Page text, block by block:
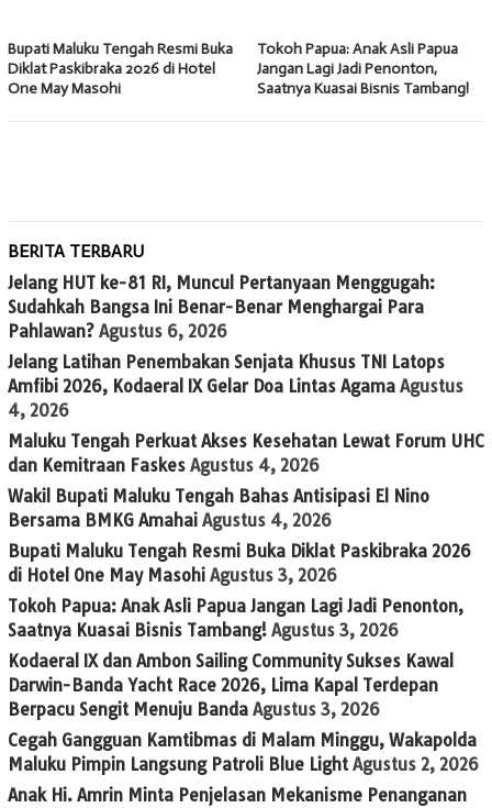
Bupati Maluku Tengah Resmi Buka
Diklat Paskibraka 2026 di Hotel
One May Masohi
Tokoh Papua: Anak Asli Papua
Jangan Lagi Jadi Penonton,
Saatnya Kuasai Bisnis Tambang!
BERITA TERBARU
Jelang HUT ke-81 RI, Muncul Pertanyaan Menggugah:
Sudahkah Bangsa Ini Benar-Benar Menghargai Para
Pahlawan? Agustus 6, 2026
Jelang Latihan Penembakan Senjata Khusus TNI Latops
Amfibi 2026, Kodaeral IX Gelar Doa Lintas Agama Agustus
4, 2026
Maluku Tengah Perkuat Akses Kesehatan Lewat Forum UHC
dan Kemitraan Faskes Agustus 4, 2026
Wakil Bupati Maluku Tengah Bahas Antisipasi El Nino
Bersama BMKG Amahai Agustus 4, 2026
Bupati Maluku Tengah Resmi Buka Diklat Paskibraka 2026
di Hotel One May Masohi Agustus 3, 2026
Tokoh Papua: Anak Asli Papua Jangan Lagi Jadi Penonton,
Saatnya Kuasai Bisnis Tambang! Agustus 3, 2026
Kodaeral IX dan Ambon Sailing Community Sukses Kawal
Darwin-Banda Yacht Race 2026, Lima Kapal Terdepan
Berpacu Sengit Menuju Banda Agustus 3, 2026
Cegah Gangguan Kamtibmas di Malam Minggu, Wakapolda
Maluku Pimpin Langsung Patroli Blue Light Agustus 2, 2026
Anak Hi. Amrin Minta Penjelasan Mekanisme Penanganan